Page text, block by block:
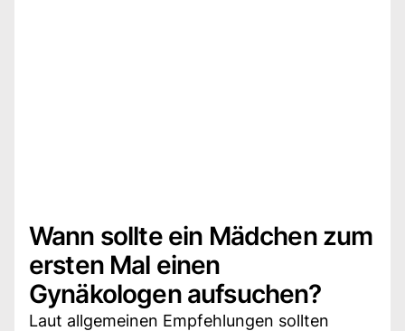
Wann sollte ein Mädchen zum
ersten Mal einen
Gynäkologen aufsuchen?
Laut allgemeinen Empfehlungen sollten